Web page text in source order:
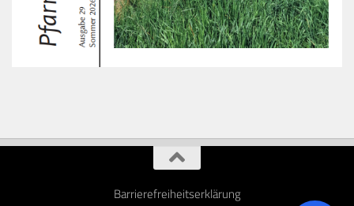
Barrierefreiheitserklärung